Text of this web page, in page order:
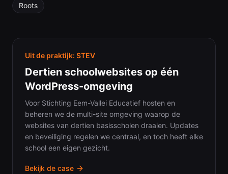
Roots
Uit de praktijk: STEV
Dertien schoolwebsites op één
WordPress-omgeving
Voor Stichting Eem-Vallei Educatief hosten en
beheren we de multi-site omgeving waarop de
websites van dertien basisscholen draaien. Updates
en beveiliging regelen we centraal, en toch heeft elke
school een eigen gezicht.
Bekijk de case